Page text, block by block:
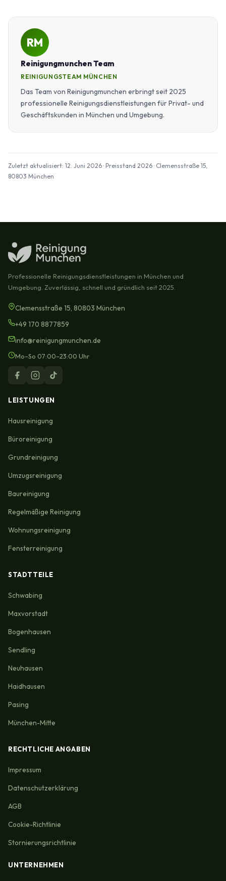
RM
Reinigungmunchen Team
REINIGUNGSTEAM MÜNCHEN
Das Team von Reinigungmunchen erbringt seit 2025
professionelle Reinigungsdienstleistungen für Privat- und
Geschäftskunden in München und Umgebung.
Zuletzt aktualisiert: 12. Juni 2026 · Preisstand 2026 · Clemensstraße 15,
80803 München
Professionelle Reinigungsdienstleistungen in München und
Umgebung. Zuverlässig, schnell und gründlich seit 2025.
Clemensstraße 15, 80803 München
+49 170 8877859
info@reinigungmunchen.de
Mo–So 07:00–23:00 Uhr
LEISTUNGEN
Hausreinigung
Büroreinigung
Grundreinigung
Umzugsreinigung
Baureinigung
Regelmäßige Reinigung
Wohnungsreinigung
Fensterreinigung
STADTTEILE
Schwabing
Maxvorstadt
Bogenhausen
Sendling
Neuhausen
Haidhausen
Pasing
München-Mitte
RECHTLICHE ANGABEN
Impressum
Datenschutzerklärung
AGB
Cookie-Richtlinie
Stornierungsrichtlinie
UNTERNEHMEN